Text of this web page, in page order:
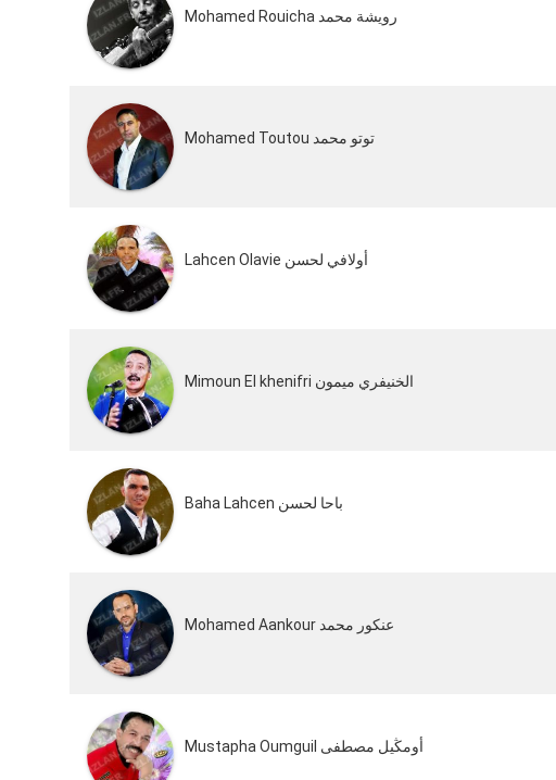
Mohamed Rouicha رويشة محمد
Mohamed Toutou توتو محمد
Lahcen Olavie أولافي لحسن
Mimoun El khenifri الخنيفري ميمون
Baha Lahcen باحا لحسن
Mohamed Aankour عنكور محمد
Mustapha Oumguil أومڭيل مصطفى